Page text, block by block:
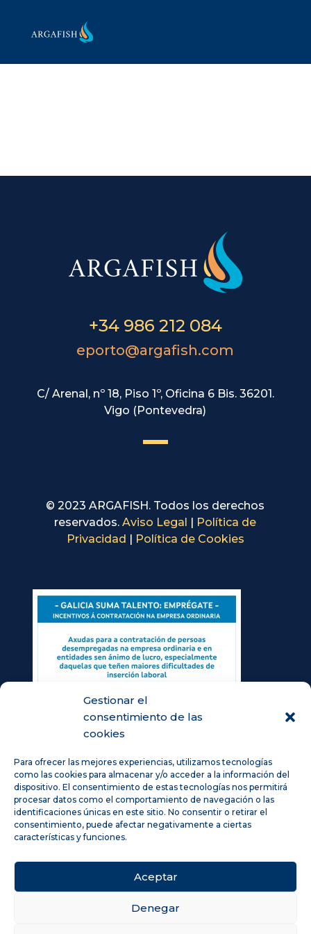
Gestionar el
consentimiento de las
cookies
Para ofrecer las mejores experiencias, utilizamos tecnologías
como las cookies para almacenar y/o acceder a la información del
dispositivo. El consentimiento de estas tecnologías nos permitirá
procesar datos como el comportamiento de navegación o las
identificaciones únicas en este sitio. No consentir o retirar el
consentimiento, puede afectar negativamente a ciertas
características y funciones.
Aceptar
Denegar
+34 986 212 084
eporto@argafish.com
C/ Arenal, nº 18, Piso 1º, Oficina 6 Bis. 36201.
Vigo (Pontevedra)
© 2023 ARGAFISH. Todos los derechos
reservados.Aviso Legal
Política de
Privacidad
Política de Cookies